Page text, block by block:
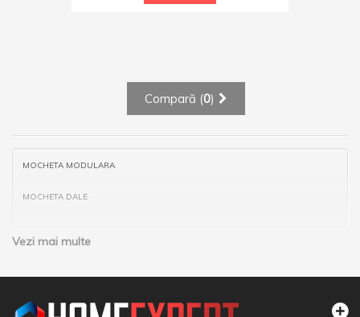
Compară (0)
MOCHETA MODULARA
MOCHETA DALE
Vezi mai multe